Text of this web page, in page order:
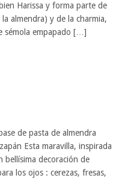
Harissa y forma parte de
almendra) y de la charmia,
sémola empapado […]
de pasta de almendra
Esta maravilla, inspirada
bellísima decoración de
los ojos : cerezas, fresas,